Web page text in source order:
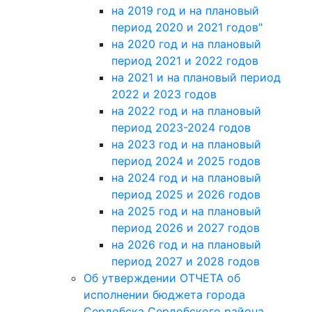
на 2019 год и на плановый
период 2020 и 2021 годов"
на 2020 год и на плановый
период 2021 и 2022 годов
на 2021 и на плановый период
2022 и 2023 годов
на 2022 год и на плановый
период 2023-2024 годов
на 2023 год и на плановый
период 2024 и 2025 годов
на 2024 год и на плановый
период 2025 и 2026 годов
на 2025 год и на плановый
период 2026 и 2027 годов
на 2026 год и на плановый
период 2027 и 2028 годов
Об утверждении ОТЧЕТА об
исполнении бюджета города